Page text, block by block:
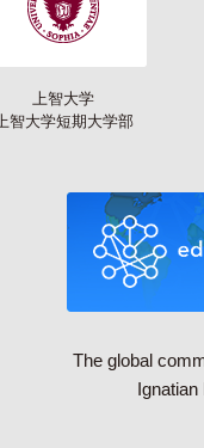
上智大学
上智大学短期大学部
The global
Ignatian